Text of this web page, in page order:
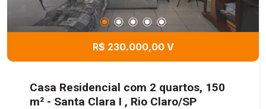
R$ 230.000,00 V
Casa Residencial com 2 quartos, 150
m² - Santa Clara I , Rio Claro/SP